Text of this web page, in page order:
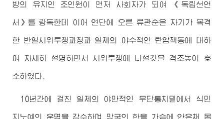
방의 유지인 조인원이 먼저 사회자가 되여 《독립선언
서》를 랑독한데 이어 연단에 오른 류관순은 자기가 목격
한 반일시위투쟁과정과 일제의 야수적인 탄압책동에 대하
여 자세히 설명하면서 시위투쟁에 나설것을 격조높이 호
소하였다.
10년간에 걸친 일제의 야만적인 무단통치밑에서 식민
지노예의 운명을 감수하며 망국의 한을 가슴에 안은채 몸